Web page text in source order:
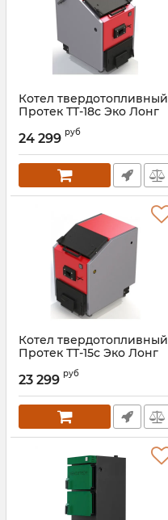
Котел твердотопливный
Протек ТТ-18с Эко Лонг
Артикул: 00000027223
24 299 руб
Котел твердотопливный
Протек ТТ-15с Эко Лонг
Артикул: 00000027222
23 299 руб